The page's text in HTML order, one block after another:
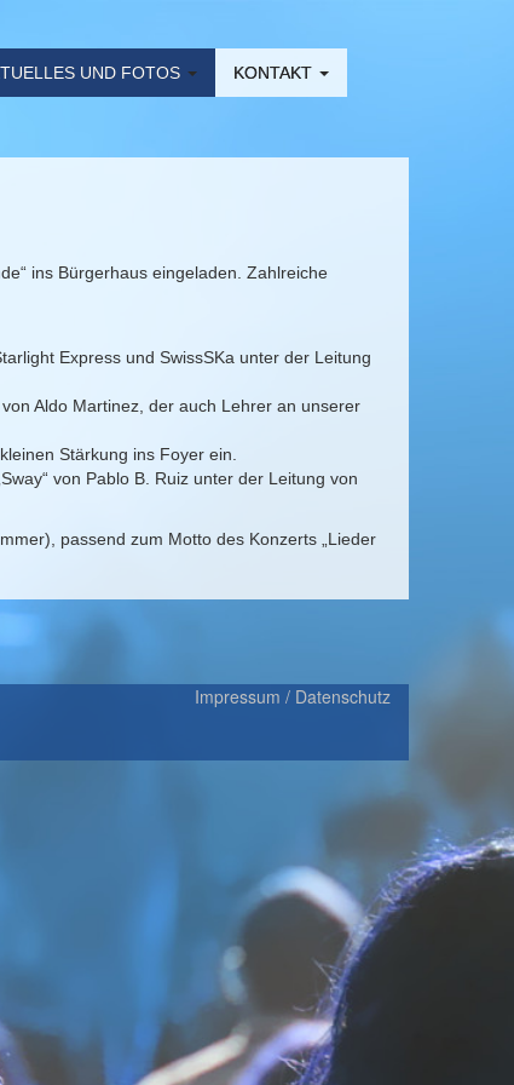
UND FOTOS KONTAKT
ins Bürgerhaus eingeladen. Zahlreiche
Express und SwissSKa unter der Leitung
Aldo Martinez, der auch Lehrer an unserer
Stärkung ins Foyer ein.
von Pablo B. Ruiz unter der Leitung von
passend zum Motto des Konzerts „Lieder
Impressum / Datenschutz